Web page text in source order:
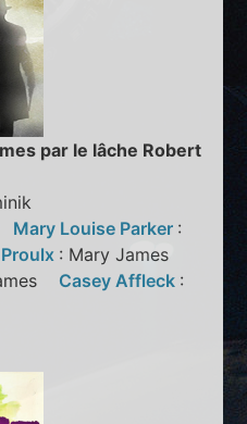
par le lâche Robert
Mary Louise Parker :
: Mary James
Casey Affleck :